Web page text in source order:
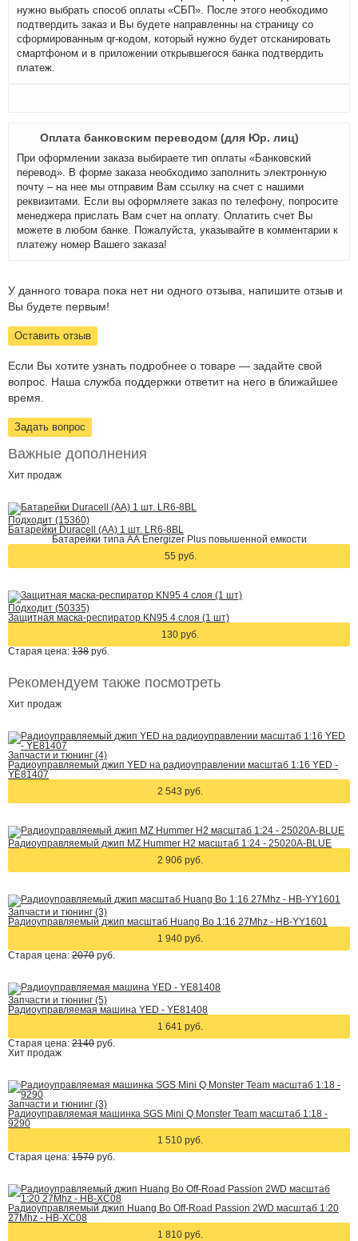
нужно выбрать способ оплаты «СБП». После этого необходимо
подтвердить заказ и Вы будете направленны на страницу со
сформированным qr-кодом, который нужно будет отсканировать
смартфоном и в приложении открывшегося банка подтвердить
платеж.
Оплата банковским переводом (для Юр. лиц)
При оформлении заказа выбираете тип оплаты «Банковский
перевод». В форме заказа необходимо заполнить электронную
почту – на нее мы отправим Вам ссылку на счет с нашими
реквизитами. Если вы оформляете заказ по телефону, попросите
менеджера прислать Вам счет на оплату. Оплатить счет Вы
можете в любом банке. Пожалуйста, указывайте в комментарии к
платежу номер Вашего заказа!
У данного товара пока нет ни одного отзыва, напишите отзыв и
Вы будете первым!
Оставить отзыв
Если Вы хотите узнать подробнее о товаре — задайте свой
вопрос. Наша служба поддержки ответит на него в ближайшее
время.
Задать вопрос
Важные дополнения
Хит продаж
Подходит (15360)
Батарейки Duracell (АА) 1 шт. LR6-8BL
Батарейки типа АА Energizer Plus повышенной емкости
55 руб.
Подходит (50335)
Защитная маска-респиратор KN95 4 слоя (1 шт)
130 руб.
Старая цена: 138 руб.
Рекомендуем также посмотреть
Хит продаж
Запчасти и тюнинг (4)
Радиоуправляемый джип YED на радиоуправлении масштаб 1:16 YED -
YE81407
2 543 руб.
Радиоуправляемый джип MZ Hummer H2 масштаб 1:24 - 25020A-BLUE
2 906 руб.
Запчасти и тюнинг (3)
Радиоуправляемый джип масштаб Huang Bo 1:16 27Mhz - HB-YY1601
1 940 руб.
Старая цена: 2070 руб.
Запчасти и тюнинг (5)
Радиоуправляемая машина YED - YE81408
1 641 руб.
Старая цена: 2140 руб.
Хит продаж
Запчасти и тюнинг (3)
Радиоуправляемая машинка SGS Mini Q Monster Team масштаб 1:18 -
9290
1 510 руб.
Старая цена: 1570 руб.
Радиоуправляемый джип Huang Bo Off-Road Passion 2WD масштаб 1:20
27Mhz - HB-XC08
1 810 руб.